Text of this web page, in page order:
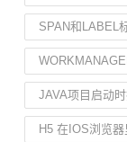
SPAN和LABEL
JAVA项目启动
H5 在IOS浏览